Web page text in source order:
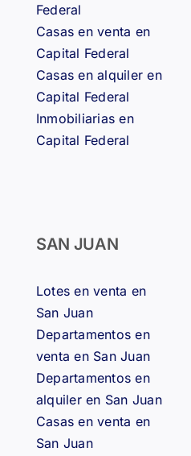
Federal
Casas en venta en
Capital Federal
Casas en alquiler en
Capital Federal
Inmobiliarias en
Capital Federal
SAN JUAN
Lotes en venta en
San Juan
Departamentos en
venta en San Juan
Departamentos en
alquiler en San Juan
Casas en venta en
San Juan